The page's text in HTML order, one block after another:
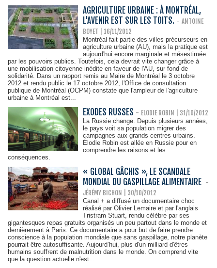
AGRICULTURE URBAINE : À MONTRÉAL,
L'AVENIR EST SUR LES TOITS. - ANTOINE
BOYET | 16/11/2012
Montréal fait partie des villes précurseurs en
agriculture urbaine (AU), mais la pratique est
aujourd'hui encore marginale et mésestimée
par les pouvoirs publics. Toutefois, cela devrait vite changer grâce à
une mobilisation citoyenne inédite en faveur de l'AU, sur fond de
solidarité. Dans un rapport remis au Maire de Montréal le 3 octobre
2012 et rendu public le 17 octobre 2012, l'Office de consultation
publique de Montréal (OCPM) constate que l'ampleur de l'agriculture
urbaine à Montréal est...
EXODES RUSSES - ELODIE ROBIN | 31/10/2012
La Russie change. Depuis plusieurs années,
le pays voit sa population migrer des
campagnes aux grands centres urbains.
Élodie Robin est allée en Russie pour en
comprendre les raisons et les
conséquences.
« GLOBAL GÂCHIS », LE SCANDALE
MONDIAL DU GASPILLAGE ALIMENTAIRE -
JÉRÉMY BICHON
| 30/10/2012
Canal + a diffusé un documentaire choc
réalisé par Olivier Lemaire et par l'anglais
Tristram Stuart, rendu célèbre par ses
gigantesques repas gratuits organisés un peu partout dans le monde et
dernièrement à Paris. Ce documentaire a pour but de faire prendre
conscience à la population mondiale que sans gaspillage, notre planète
pourrait être autosuffisante. Aujourd’hui, plus d'un milliard d'êtres
humains souffrent de malnutrition dans le monde. On comprend vite
que la question actuelle n'est...